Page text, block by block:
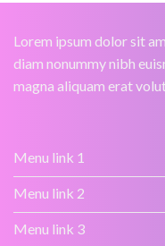
Lorem ipsum dolor sit
diam nonummy nibh
magna aliquam erat
Menu link 1
Menu link 2
Menu link 3